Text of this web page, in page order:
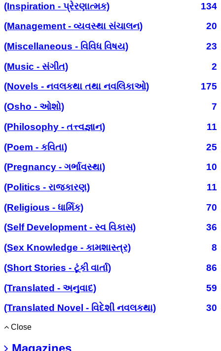
(Inspiration - પ્રેરણાત્મક)
134
(Management - વ્યવસ્થા સંચાલન)
20
(Miscellaneous - વિવિધ વિષય)
23
(Music - સંગીત)
2
(Novels - નવલકથા તથા નવલિકાઓ)
175
(Osho - ઓશો)
7
(Philosophy - તત્ત્વજ્ઞાન)
11
(Poem - કવિતા)
25
(Pregnancy - ગર્ભાવસ્થા)
10
(Politics - રાજકારણ)
11
(Religious - ધાર્મિક)
70
(Self Development - સ્વ વિકાસ)
36
(Sex Knowledge - કામશાસ્ત્ર)
8
(Short Stories - ટૂંકી વાર્તા)
86
(Translated - અનુવાદ)
59
(Translated Novel - વિદેશી નવલકથા)
30
Close
Magazines